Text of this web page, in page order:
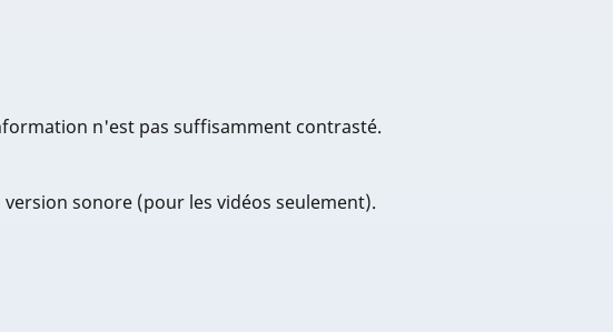
n'est pas suffisamment contrasté.
sonore (pour les vidéos seulement).